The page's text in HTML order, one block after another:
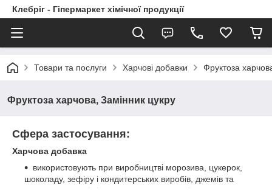
Клебріг - Гіпермаркет хімічної продукції
Товари та послуги Харчові добавки Фруктоза
Фруктоза харчова, Замінник цукру
Сфера застосування:
Харчова добавка
використовують при виробництві морозива, цукерок,
шоколаду, зефіру і кондитерських виробів, джемів та
варення, кетчупів і домашньої консервації